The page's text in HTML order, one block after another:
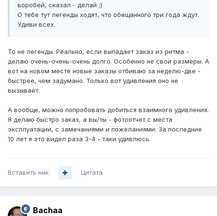
воробей, сказал - делай ;)
О тебе тут легенды ходят, что обещанного три года ждут.
Удиви всех.
То не легенды. Реально, если выпадает заказ из ритма -
делаю очень-очень-очень долго. Особенно не свои размеры. А
вот на новом месте новые заказы отбиваю за неделю-две -
быстрее, чем задумано. Только вот удивления оно не
вызывает.
А вообще, можно попробовать добиться взаимного удивления.
Я делаю быстро заказ, а вы/ты - фотоотчёт с места
эксплуатации, с замечаниями и пожеланиями. За последние
10 лет я это видел раза 3-4 - таки удивлюсь.
Вставить ник Цитата
Bachaa